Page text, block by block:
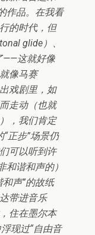
作品。在我看
的时代，但
glide）、
——这就好像
像马赛
戏剧里，如
走动（也就
，我们肯定
正步”场景仍
可以听到许
和谐和声的）
声”的故纸
带进音乐
住在墨尔本
现过“自由音